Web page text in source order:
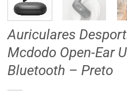
Auriculares
Mcdodo Open-Ear
Bluetooth – Preto